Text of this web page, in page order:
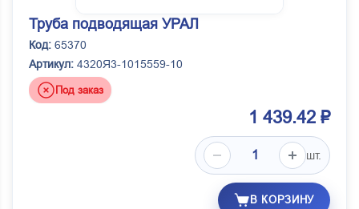
Труба подводящая УРАЛ
Код: 65370
Артикул: 4320Я3-1015559-10
Под заказ
1 439.42 ₽
шт.
В КОРЗИНУ